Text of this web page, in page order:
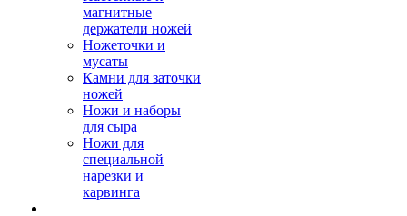
магнитные
держатели ножей
Ножеточки и
мусаты
Камни для заточки
ножей
Ножи и наборы
для сыра
Ножи для
специальной
нарезки и
карвинга